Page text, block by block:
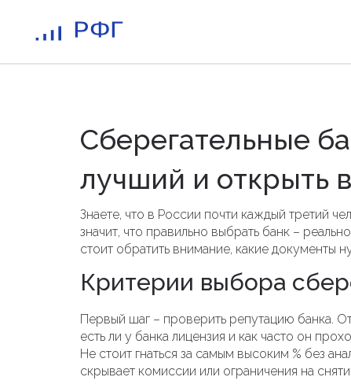
Сберегательные
лучший и открыть
Знаете, что в России почти каждый третий
значит, что правильно выбрать банк –
стоит обратить внимание, какие документы
Критерии выбора
Первый шаг – проверить репутацию банка.
есть ли у банка лицензия и как часто он
Не стоит гнаться за самым высоким % без
скрывает комиссии или ограничения на